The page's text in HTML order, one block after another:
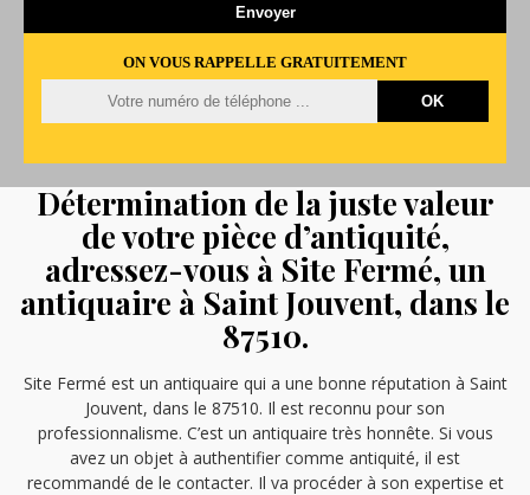
ON VOUS RAPPELLE GRATUITEMENT
Détermination de la juste valeur
de votre pièce d’antiquité,
adressez-vous à Site Fermé, un
antiquaire à Saint Jouvent, dans le
87510.
Site Fermé est un antiquaire qui a une bonne réputation à Saint
Jouvent, dans le 87510. Il est reconnu pour son
professionnalisme. C’est un antiquaire très honnête. Si vous
avez un objet à authentifier comme antiquité, il est
recommandé de le contacter. Il va procéder à son expertise et